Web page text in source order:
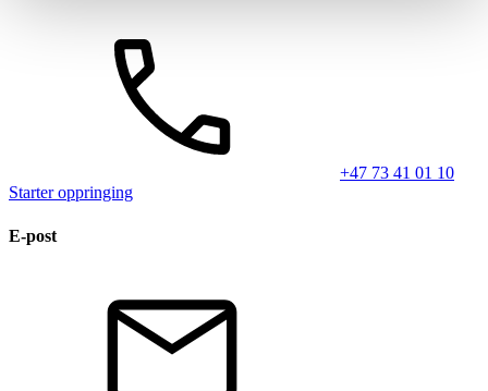
+47 73 41 01 10
Starter oppringing
E-post